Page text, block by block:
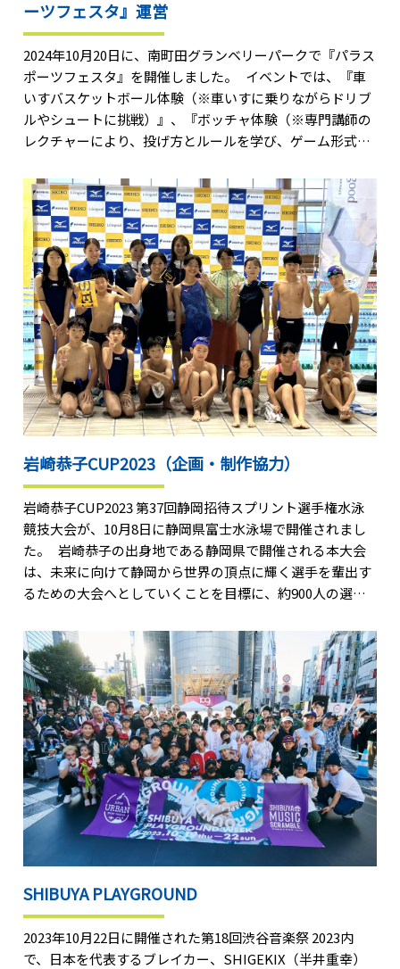
ーツフェスタ』運営
2024年10月20日に、南町田グランベリーパークで『パラス
ポーツフェスタ』を開催しました。 イベントでは、『車
いすバスケットボール体験（※車いすに乗りながらドリブ
ルやシュートに挑戦）』、『ボッチャ体験（※専門講師の
レクチャーにより、投げ方とルールを学び、ゲーム形式に
イアスロンバイクの試乗体験も行われ、ショッピングや食
事に来ていた多くの方が足を止めて、パラスポーツを体験
しました。 なおスポーツビズは企画・制作のCRAZYADと
連携して、主催した東急株式会社の本イベントの運営を行
いました。
岩崎恭子CUP2023（企画・制作協力）
岩崎恭子CUP2023 第37回静岡招待スプリント選手権水泳
競技大会が、10月8日に静岡県富士水泳場で開催されまし
た。 岩崎恭子の出身地である静岡県で開催される本大会
は、未来に向けて静岡から世界の頂点に輝く選手を輩出す
るための大会へとしていくことを目標に、約900人の選手
小学生対象の水泳教室が行われ、県内の小学3～6年生83名
を対象に、フォームの基本や速く泳ぐポイントなどを指
導。なおスポーツビズは、本大会と水泳教室において企
画・制作協力を行いました。
SHIBUYA PLAYGROUND
2023年10月22日に開催された第18回渋谷音楽祭 2023内
で、日本を代表するブレイカー、SHIGEKIX（半井重幸）